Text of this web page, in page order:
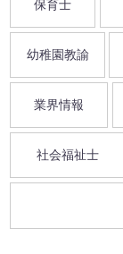
保育士
幼稚園教諭
業界情報
社会福祉士